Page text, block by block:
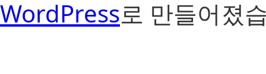
WordPress로 만들어졌